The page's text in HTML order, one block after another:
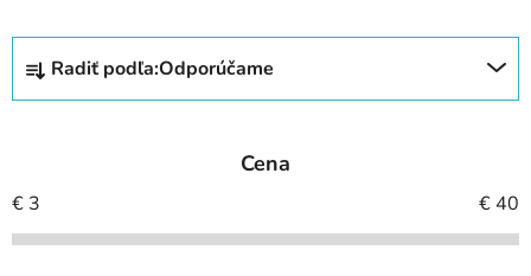
R
d
i
e
Radiť podľa:Odporúčame
Cena
€ 3 € 40